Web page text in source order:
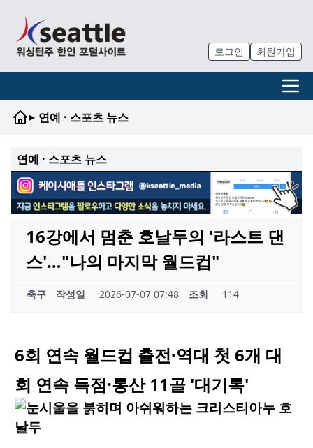
로그인 회원가입
▸ 연예 · 스포츠 뉴스
연예 · 스포츠 뉴스
16강에서 멈춘 호날두의 '라스트 댄
스'…"나의 마지막 월드컵"
축구 작성일 2026-07-07 07:48 조회 114
6회 연속 월드컵 출전·역대 첫 6개 대
회 연속 득점·통산 11골 '대기록'